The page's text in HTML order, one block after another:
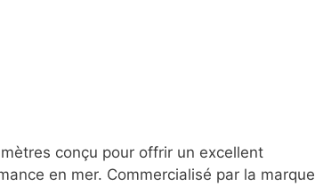
conçu pour offrir un excellent
en mer. Commercialisé par la marque